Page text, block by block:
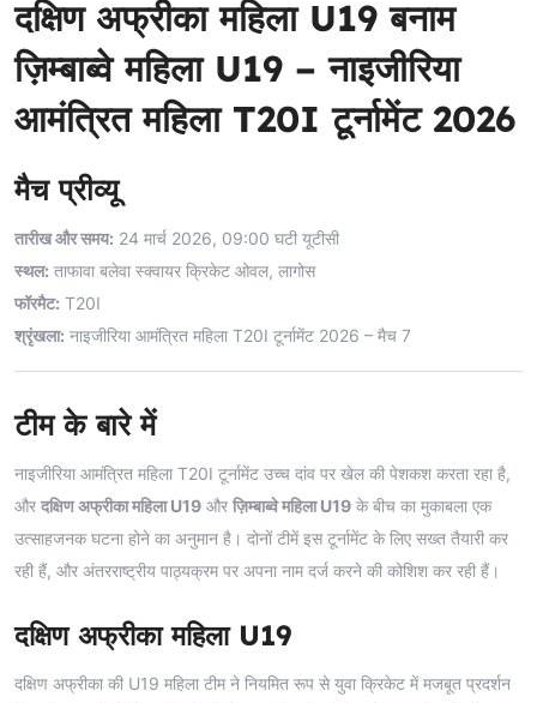
दक्षिण अफ्रीका महिला U19 बनाम
ज़िम्बाब्वे महिला U19 – नाइजीरिया
आमंत्रित महिला T20I टूर्नामेंट 2026
मैच प्रीव्यू
तारीख और समय: 24 मार्च 2026, 09:00 घटी यूटीसी
स्थल: ताफावा बलेवा स्क्वायर क्रिकेट ओवल, लागोस
फॉरमैट: T20I
श्रृंखला: नाइजीरिया आमंत्रित महिला T20I टूर्नामेंट 2026 – मैच 7
टीम के बारे में
नाइजीरिया आमंत्रित महिला T20I टूर्नामेंट उच्च दांव पर खेल की पेशकश करता रहा है,
और दक्षिण अफ्रीका महिला U19 और ज़िम्बाब्वे महिला U19 के बीच का मुकाबला एक
उत्साहजनक घटना होने का अनुमान है। दोनों टीमें इस टूर्नामेंट के लिए सख्त तैयारी कर
रही हैं, और अंतरराष्ट्रीय पाठ्यक्रम पर अपना नाम दर्ज करने की कोशिश कर रही हैं।
दक्षिण अफ्रीका महिला U19
दक्षिण अफ्रीका की U19 महिला टीम ने नियमित रूप से युवा क्रिकेट में मजबूत प्रदर्शन